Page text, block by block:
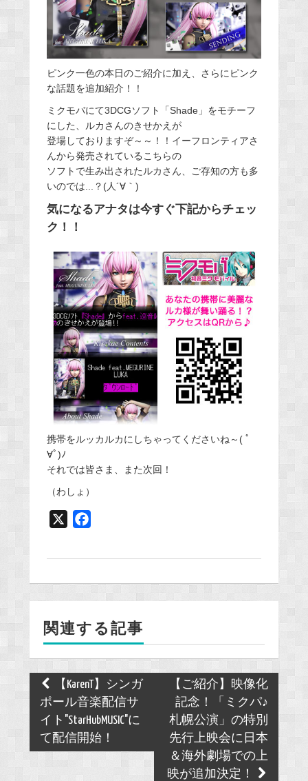
ピンク一色の本日のご紹介に加え、さらにピンク
な話題を追加紹介！！
ミクモバにて3DCGソフト「Shade」をモチーフ
にした、ルカさんのきせかえが
登場しておりますぞ～～！！イーフロンティアさ
んから発売されているこちらの
ソフトで生み出されたルカさん、ご存知の方も多
いのでは...？(人´∀｀)
気になるアナタは今すぐ下記からチェッ
ク！！
携帯をルッカルカにしちゃってくださいね～( ﾟ
∀ﾟ)ﾉ
それでは皆さま、また次回！
（わしょ）
o
k
関連する記事
Post
navigation
【KarenT】シンガ
ポール音楽配信サ
イト"StarHubMUSIC"に
て配信開始！
【ご紹介】映像化
記念！「ミクパ♪
札幌公演」の特別
先行上映会に日本
＆海外劇場での上
映が追加決定！